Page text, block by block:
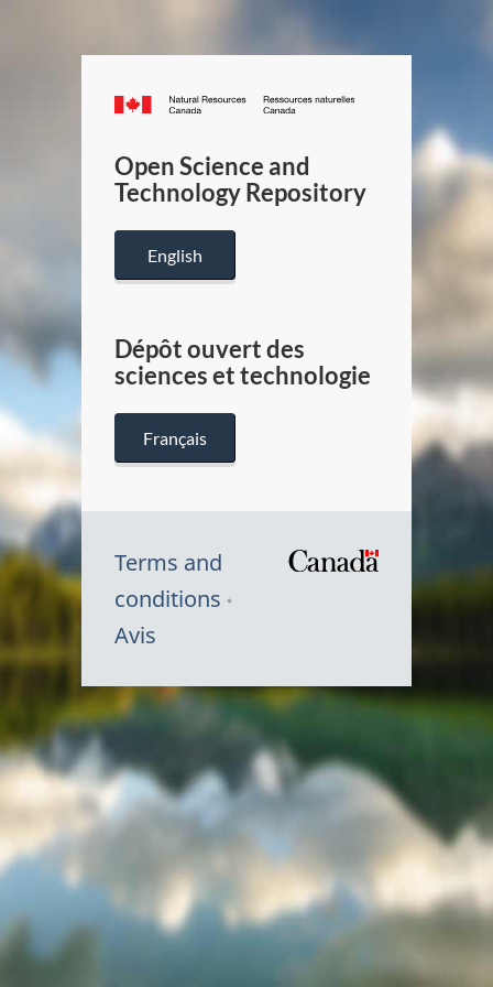
Canada.ca
/
Canada
Open Science and
Technology Repository
English
Dépôt ouvert des
sciences et technologie
Français
Terms and
conditions
Avis
Symbole
du